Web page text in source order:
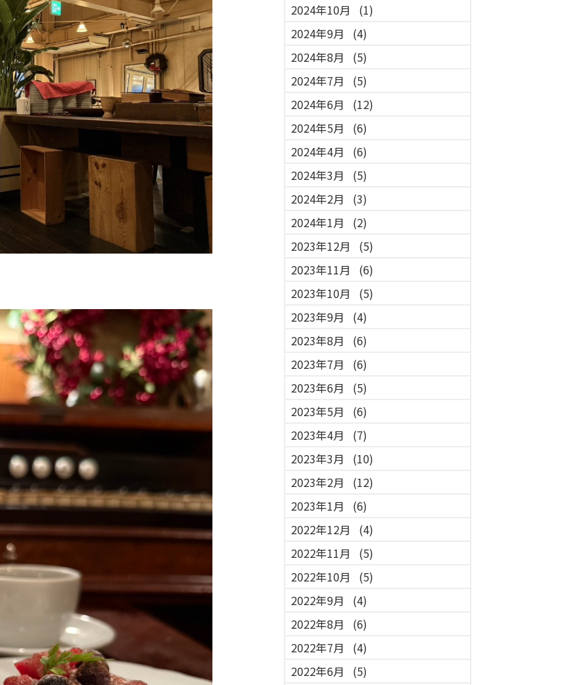
2024年10月
(1)
2024年9月
(4)
2024年8月
(5)
2024年7月
(5)
2024年6月
(12)
2024年5月
(6)
2024年4月
(6)
2024年3月
(5)
2024年2月
(3)
2024年1月
(2)
2023年12月
(5)
2023年11月
(6)
2023年10月
(5)
2023年9月
(4)
2023年8月
(6)
2023年7月
(6)
2023年6月
(5)
2023年5月
(6)
2023年4月
(7)
2023年3月
(10)
2023年2月
(12)
2023年1月
(6)
2022年12月
(4)
2022年11月
(5)
2022年10月
(5)
2022年9月
(4)
2022年8月
(6)
2022年7月
(4)
2022年6月
(5)